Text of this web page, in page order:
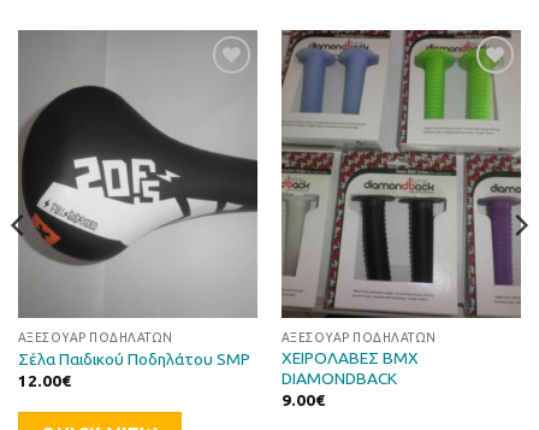
ΑΞΕΣΟΥΆΡ ΠΟΔΗΛΆΤΩΝ
Σέλα Παιδικού Ποδηλάτου SMP
12.00€
Προσθήκη
στη Λίστα
Επιθυμιών
ΑΞΕΣΟΥΆΡ ΠΟΔΗΛΆΤΩΝ
ΧΕΙΡΟΛΑΒΕΣ BMX
DIAMONDBACK
9.00€